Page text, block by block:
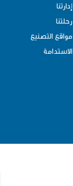
إدارتنا
رحلتنا
مواقع التصنيع
الاستدامة